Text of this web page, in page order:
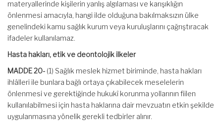
materyallerinde kişilerin yanlış algılaması ve karışıklığın
önlenmesi amacıyla, hangi ilde olduğuna bakılmaksızın ülke
genelindeki kamu sağlık kurum veya kuruluşlarını çağrıştıracak
ifadeler kullanılamaz.
Hasta hakları, etik ve deontolojik ilkeler
MADDE 20- (1) Sağlık meslek hizmet biriminde, hasta hakları
ihlâlleri ile bunlara bağlı ortaya çıkabilecek meselelerin
önlenmesi ve gerektiğinde hukukî korunma yollarının fiilen
kullanılabilmesi için hasta haklarına dair mevzuatın etkin şekilde
uygulanmasına yönelik gerekli tedbirler alınır.